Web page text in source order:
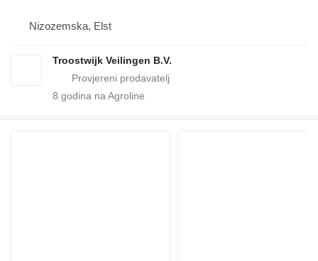
Nizozemska, Elst
Troostwijk Veilingen B.V.
8 godina na Agroline